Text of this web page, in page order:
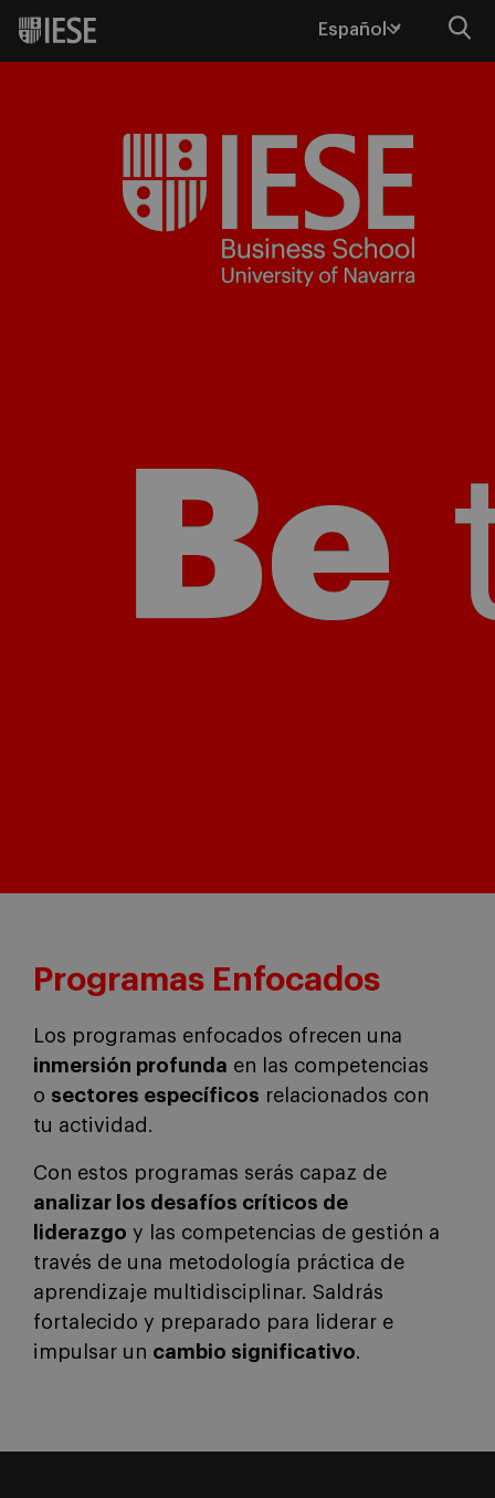
Programas Enfocados
Los programas enfocados ofrecen una
inmersión profunda en las competencias
o sectores específicos relacionados con
tu actividad.
Con estos programas serás capaz de
analizar los desafíos críticos de
liderazgo y las competencias de gestión a
través de una metodología práctica de
aprendizaje multidisciplinar. Saldrás
fortalecido y preparado para liderar e
impulsar un cambio significativo.